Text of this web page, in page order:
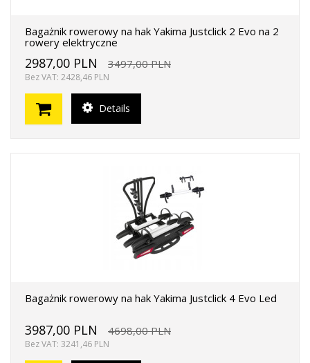
Bagażnik rowerowy na hak Yakima Justclick 2 Evo na 2
rowery elektryczne
2987,00 PLN 3497,00 PLN
Bez VAT: 2428,46 PLN
Details
Bagażnik rowerowy na hak Yakima Justclick 4 Evo Led
3987,00 PLN 4698,00 PLN
Bez VAT: 3241,46 PLN